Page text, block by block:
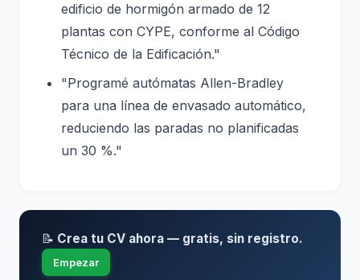
edificio de hormigón armado de 12
plantas con CYPE, conforme al Código
Técnico de la Edificación."
"Programé autómatas Allen-Bradley
para una línea de envasado automático,
reduciendo las paradas no planificadas
un 30 %."
📝 Crea tu CV ahora — gratis, sin registro.
Empezar